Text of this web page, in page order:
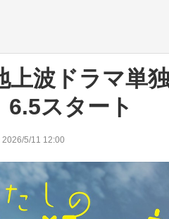
上波ドラマ単
6.5スタート
2026/5/11 12:00